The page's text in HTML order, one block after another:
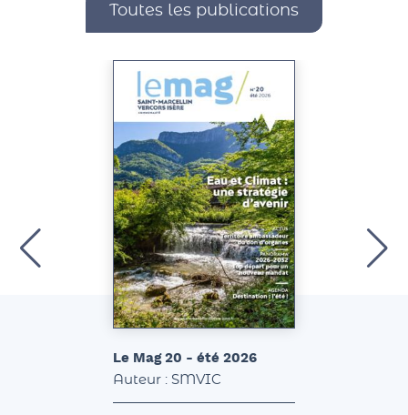
Toutes les publications
Le Mag 20 - été 2026
Auteur : SMVIC